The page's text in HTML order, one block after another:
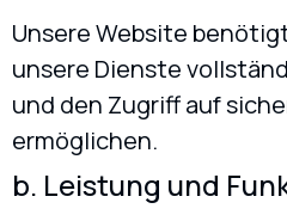
Unsere Website
unsere Dienste
und den Zugriff auf
ermöglichen.
b. Leistung und